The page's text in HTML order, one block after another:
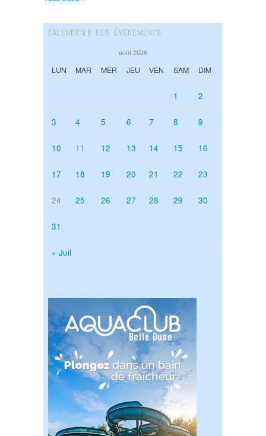
CALENDRIER DES ÉVÉNEMENTS
août 2026
LUN MAR MER JEU VEN SAM DIM
« Juil
1 2
3 4 5 6 7 8 9
10 11 12 13 14 15 16
17 18 19 20 21 22 23
24 25 26 27 28 29 30
31